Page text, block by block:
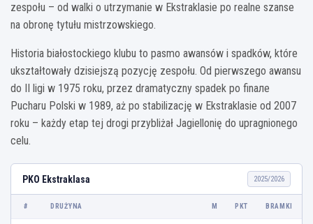
zespołu – od walki o utrzymanie w Ekstraklasie po realne szanse
na obronę tytułu mistrzowskiego.
Historia białostockiego klubu to pasmo awansów i spadków, które
ukształtowały dzisiejszą pozycję zespołu. Od pierwszego awansu
do II ligi w 1975 roku, przez dramatyczny spadek po finале
Pucharu Polski w 1989, aż po stabilizację w Ekstraklasie od 2007
roku – każdy etap tej drogi przybliżał Jagiellonię do upragnionego
celu.
PKO Ekstraklasa 2025/2026
# DRUŻYNA M PKT BRAMKI